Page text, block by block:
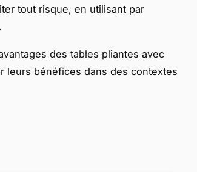
tout risque, en utilisant par
des tables pliantes avec
leurs bénéfices dans des contextes